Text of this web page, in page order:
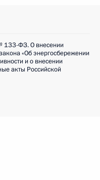
133-ФЗ. О внесении
«Об энергосбережении
и о внесении
акты Российской